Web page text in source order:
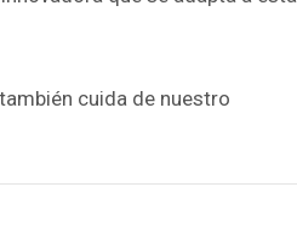
cuida de nuestro